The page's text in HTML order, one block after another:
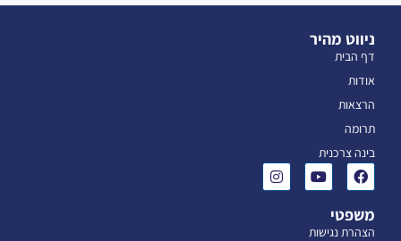
ניווט מהיר
דף הבית
אודות
הרצאות
תרומה
בינה צרכנית
משפטי
הצהרת נגישות